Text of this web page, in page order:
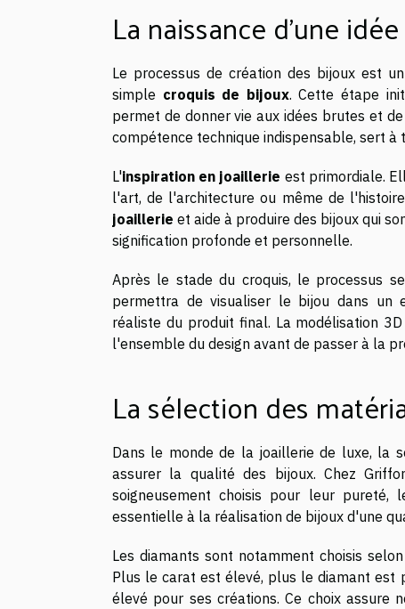
La naissance d'une idée
Le processus de création des bijoux est
simple croquis de bijoux. Cette étape
permet de donner vie aux idées brutes et
compétence technique indispensable, sert
L'inspiration en joaillerie est primordiale.
l'art, de l'architecture ou même de
joaillerie et aide à produire des bijoux qui
signification profonde et personnelle.
Après le stade du croquis, le processus
permettra de visualiser le bijou dans un
réaliste du produit final. La modélisation
l'ensemble du design avant de passer à la
La sélection des
Dans le monde de la joaillerie de luxe, la
assurer la qualité des bijoux. Chez
soigneusement choisis pour leur
essentielle à la réalisation de bijoux d'une
Les diamants sont notamment choisis
Plus le carat est élevé, plus le diamant est
élevé pour ses créations. Ce choix assure